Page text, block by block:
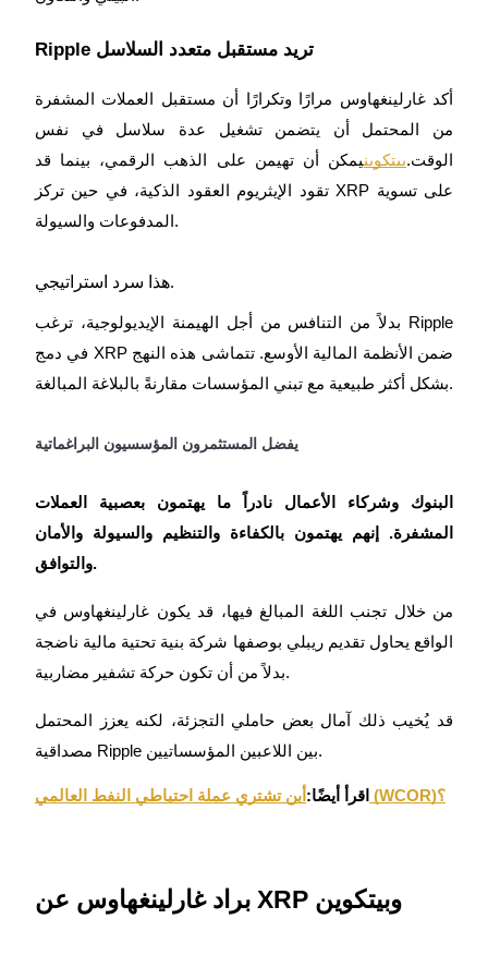
عوائد عالية والوصول الفوري
Launchpool
الرهان المرن لكسب العملات الرقمية الشهيرة
استثمارات حصرية لحاملي BTR
خدمة الاقتراض المدعومة بالعملات المشفرة
Ripple تريد مستقبل متعدد السلاسل
أكد غارلينغهاوس مرارًا وتكرارًا أن مستقبل العملات المشفرة
من المحتمل أن يتضمن تشغيل عدة سلاسل في نفس
الوقت.بيتكوينيمكن أن تهيمن على الذهب الرقمي، بينما قد
تقود الإيثريوم العقود الذكية، في حين تركز XRP على تسوية
المدفوعات والسيولة.
هذا سرد استراتيجي.
بدلاً من التنافس من أجل الهيمنة الإيديولوجية، ترغب Ripple
في دمج XRP ضمن الأنظمة المالية الأوسع. تتماشى هذه النهج
بشكل أكثر طبيعية مع تبني المؤسسات مقارنةً بالبلاغة المبالغة.
يفضل المستثمرون المؤسسيون البراغماتية
البنوك وشركاء الأعمال نادراً ما يهتمون بعصبية العملات
المشفرة. إنهم يهتمون بالكفاءة والتنظيم والسيولة والأمان
والتوافق.
من خلال تجنب اللغة المبالغ فيها، قد يكون غارلينغهاوس في
الواقع يحاول تقديم ريبلي بوصفها شركة بنية تحتية مالية ناضجة
بدلاً من أن تكون حركة تشفير مضاربية.
قد يُخيب ذلك آمال بعض حاملي التجزئة، لكنه يعزز المحتمل
مصداقية Ripple بين اللاعبين المؤسساتيين.
اقرأ أيضًا: أين تشتري عملة احتياطي النفط العالمي (WCOR)؟
براد غارلينغهاوس عن XRP وبيتكوين